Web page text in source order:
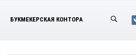
БУКМЕКЕРСКАЯ КОНТОРА